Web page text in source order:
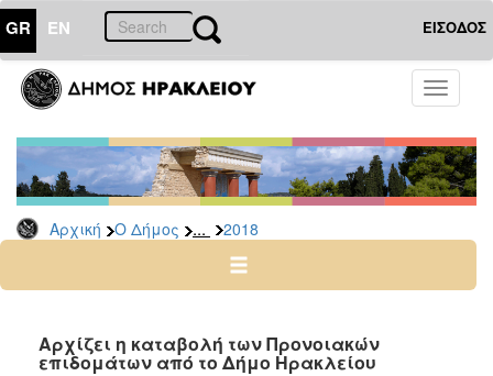
GR EN ΕΙΣΟΔΟΣ
Toggle
Αρχική Ο Δήμος ... 2018
ΔΗΜΟΣ
Δελτία
Τύπου
Αρχείο
2026
2024
2022
Αρχίζει η καταβολή των Προνοιακών
επιδομάτων από το Δήμο Ηρακλείου